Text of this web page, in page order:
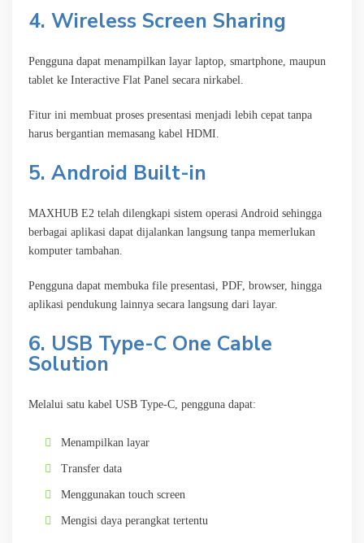
4. Wireless Screen Sharing
Pengguna dapat menampilkan layar laptop, smartphone, maupun
tablet ke Interactive Flat Panel secara nirkabel.
Fitur ini membuat proses presentasi menjadi lebih cepat tanpa
harus bergantian memasang kabel HDMI.
5. Android Built-in
MAXHUB E2 telah dilengkapi sistem operasi Android sehingga
berbagai aplikasi dapat dijalankan langsung tanpa memerlukan
komputer tambahan.
Pengguna dapat membuka file presentasi, PDF, browser, hingga
aplikasi pendukung lainnya secara langsung dari layar.
6. USB Type-C One Cable
Solution
Melalui satu kabel USB Type-C, pengguna dapat:
Menampilkan layar
Transfer data
Menggunakan touch screen
Mengisi daya perangkat tertentu